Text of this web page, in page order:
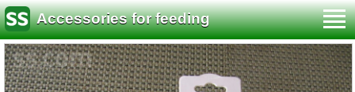
Accessories for feeding